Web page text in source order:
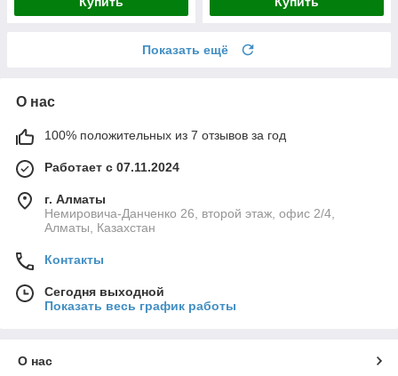
Показать ещё
О нас
100% положительных из 7 отзывов за год
Работает с 07.11.2024
г. Алматы
Немировича-Данченко 26, второй этаж, офис 2/4,
Алматы, Казахстан
Контакты
Сегодня выходной
Показать весь график работы
О нас